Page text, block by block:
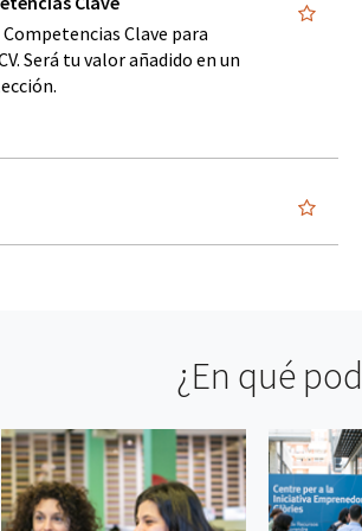
Clave para
Será tu valor añadido en un
¿En qué